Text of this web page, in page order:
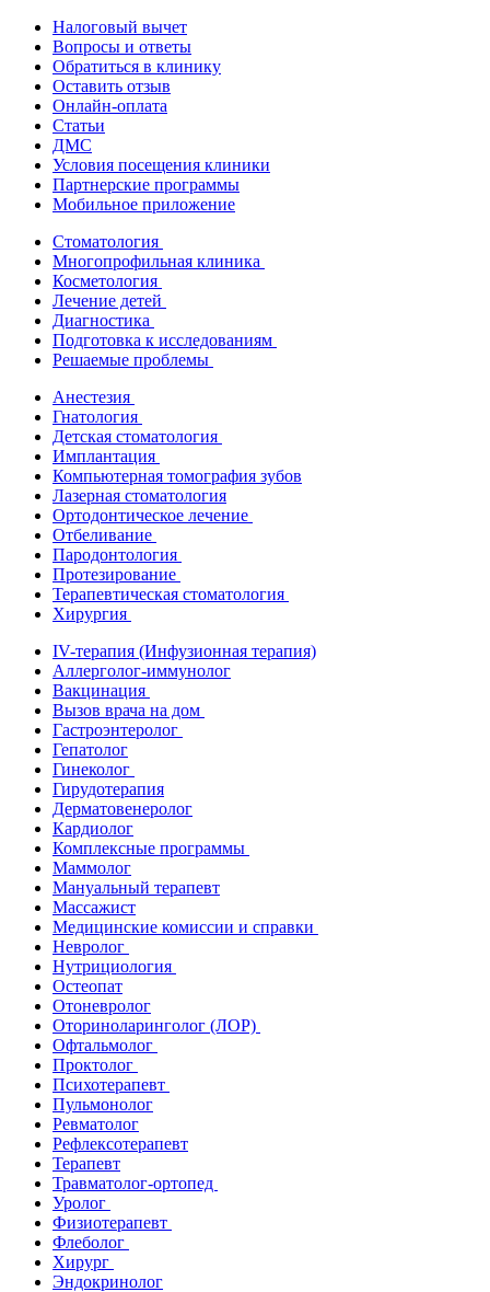
Налоговый вычет
Вопросы и ответы
Обратиться в клинику
Оставить отзыв
Онлайн-оплата
Статьи
ДМС
Условия посещения клиники
Партнерские программы
Мобильное приложение
Стоматология
Многопрофильная клиника
Косметология
Лечение детей
Диагностика
Подготовка к исследованиям
Решаемые проблемы
Анестезия
Гнатология
Детская стоматология
Имплантация
Компьютерная томография зубов
Лазерная стоматология
Ортодонтическое лечение
Отбеливание
Пародонтология
Протезирование
Терапевтическая стоматология
Хирургия
IV-терапия (Инфузионная терапия)
Аллерголог-иммунолог
Вакцинация
Вызов врача на дом
Гастроэнтеролог
Гепатолог
Гинеколог
Гирудотерапия
Дерматовенеролог
Кардиолог
Комплексные программы
Маммолог
Мануальный терапевт
Массажист
Медицинские комиссии и справки
Невролог
Нутрициология
Остеопат
Отоневролог
Оториноларинголог (ЛОР)
Офтальмолог
Проктолог
Психотерапевт
Пульмонолог
Ревматолог
Рефлексотерапевт
Терапевт
Травматолог-ортопед
Уролог
Физиотерапевт
Флеболог
Хирург
Эндокринолог